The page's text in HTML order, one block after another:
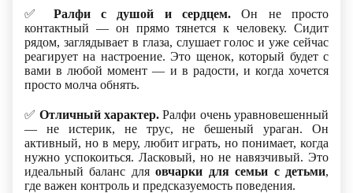
✅ Ралфи с душой и сердцем. Он не просто
контактный — он прямо тянется к человеку. Сидит
рядом, заглядывает в глаза, слушает голос и уже сейчас
реагирует на настроение. Это щенок, который будет с
вами в любой момент — и в радости, и когда хочется
просто молча обнять.
✅ Отличный характер. Ралфи очень уравновешенный
— не истерик, не трус, не бешеный ураган. Он
активный, но в меру, любит играть, но понимает, когда
нужно успокоиться. Ласковый, но не навязчивый. Это
идеальный баланс дляовчарки для семьи с детьми,
где важен контроль и предсказуемость поведения.